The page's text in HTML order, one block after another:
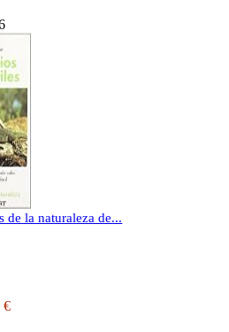
la naturaleza de...
€